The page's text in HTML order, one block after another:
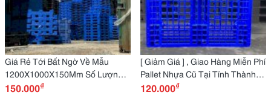
Giá Rẻ Tới Bất Ngờ Về Mẫu
1200X1000X150Mm Số Lượng
Lớn Miễn Phí Giao Hàng Cho
150.000₫
[ Giảm Giá ] , Giao Hàng Miễn Phí
Pallet Nhựa Cũ Tại Tỉnh Thành
Long An Liên Hệ Trực Tiếp :
120.000₫